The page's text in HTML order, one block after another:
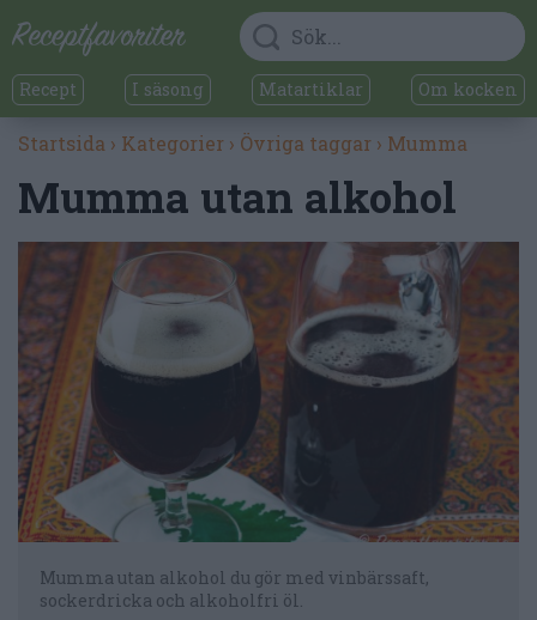
Recept I säsong Matartiklar Om kocken
Startsida › Kategorier › Övriga taggar › Mumma
Mumma utan alkohol
Mumma utan alkohol du gör med vinbärssaft,
sockerdricka och alkoholfri öl.